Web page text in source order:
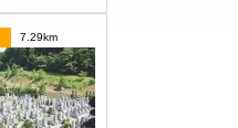
7.29km